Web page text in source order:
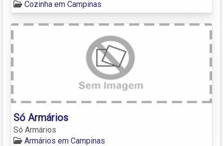
Cozinha em Campinas
Só Armários
Só Armários
Armários em Campinas